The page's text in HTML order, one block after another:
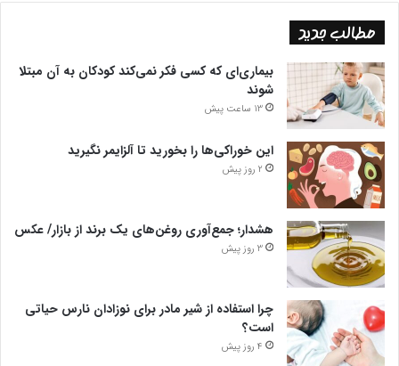
مطالب جدید
بیماری‌ای که کسی فکر نمی‌کند کودکان به آن مبتلا
شوند
13 ساعت پیش
این خوراکی‌ها را بخورید تا آلزایمر نگیرید
2 روز پیش
هشدار؛ جمع‌آوری روغن‌های یک برند از بازار/ عکس
3 روز پیش
چرا استفاده از شیر مادر برای نوزادان نارس حیاتی
است؟
4 روز پیش